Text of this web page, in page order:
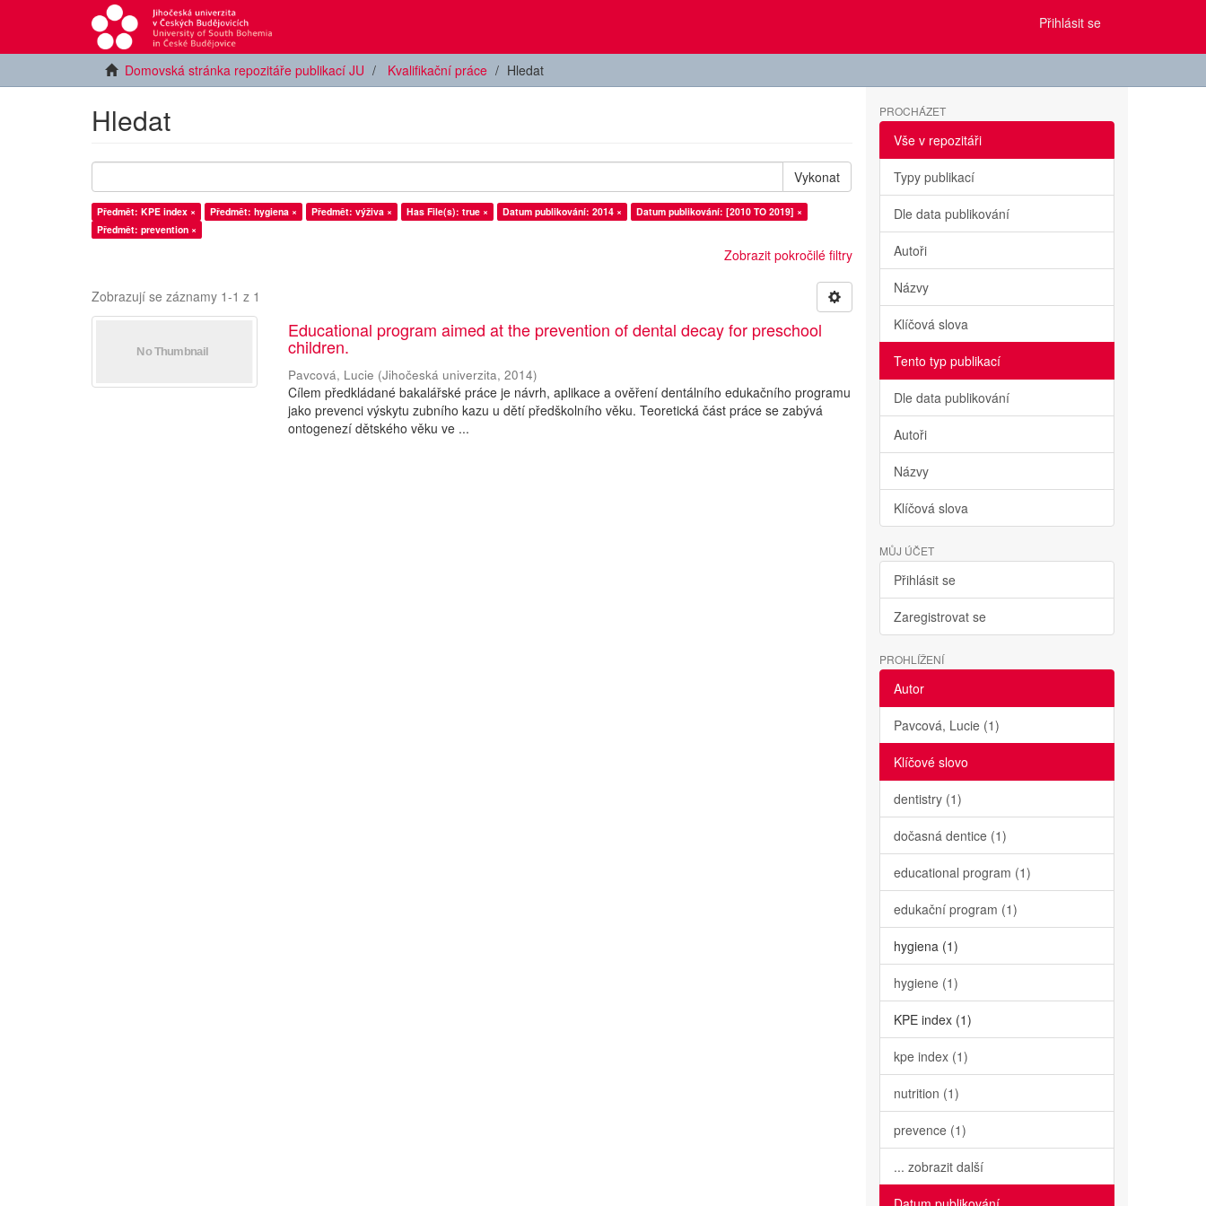
Přihlásit se
Domovská stránka repozitáře publikací JU Kvalifikační práce Hledat
Hledat
Vykonat
Předmět: KPE index × Předmět: hygiena × Předmět: výživa × Has File(s): true × Datum publikování: 2014 ×
Datum publikování: [2010 TO 2019] ×
Předmět: prevention ×
Zobrazit pokročilé filtry
Zobrazují se záznamy 1-1 z 1
Educational program aimed at the prevention of dental decay for preschool
children.
Pavcová, Lucie (Jihočeská univerzita,2014)
Cílem předkládané bakalářské práce je návrh, aplikace a ověření dentálního edukačního programu
jako prevenci výskytu zubního kazu u dětí předškolního věku. Teoretická část práce se zabývá
ontogenezí dětského věku ve ...
PROCHÁZET
Vše v repozitáři
Typy publikací
Dle data publikování
Autoři
Názvy
Klíčová slova
Tento typ publikací
Dle data publikování
Autoři
Názvy
Klíčová slova
MŮJ ÚČET
Přihlásit se
Zaregistrovat se
PROHLÍŽENÍ
Autor
Pavcová, Lucie (1)
Klíčové slovo
dentistry (1)
dočasná dentice (1)
educational program (1)
edukační program (1)
hygiena (1)
hygiene (1)
KPE index (1)
kpe index (1)
nutrition (1)
prevence (1)
... zobrazit další